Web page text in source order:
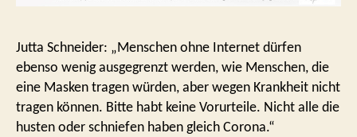
Jutta Schneider: „Menschen ohne Internet dürfen
ebenso wenig ausgegrenzt werden, wie Menschen, die
eine Masken tragen würden, aber wegen Krankheit nicht
tragen können. Bitte habt keine Vorurteile. Nicht alle die
husten oder schniefen haben gleich Corona.“